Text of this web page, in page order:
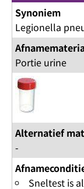
Synoniem
Legionella
Portie urine
Alternatief
-
Sneltest is